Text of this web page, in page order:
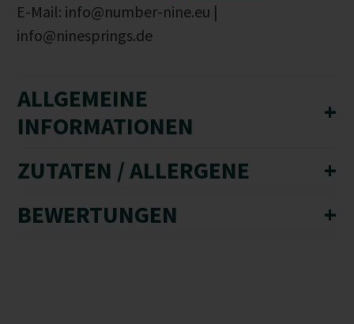
E-Mail: info@number-nine.eu |
info@ninesprings.de
ALLGEMEINE
INFORMATIONEN
+
ZUTATEN / ALLERGENE
+
BEWERTUNGEN
+